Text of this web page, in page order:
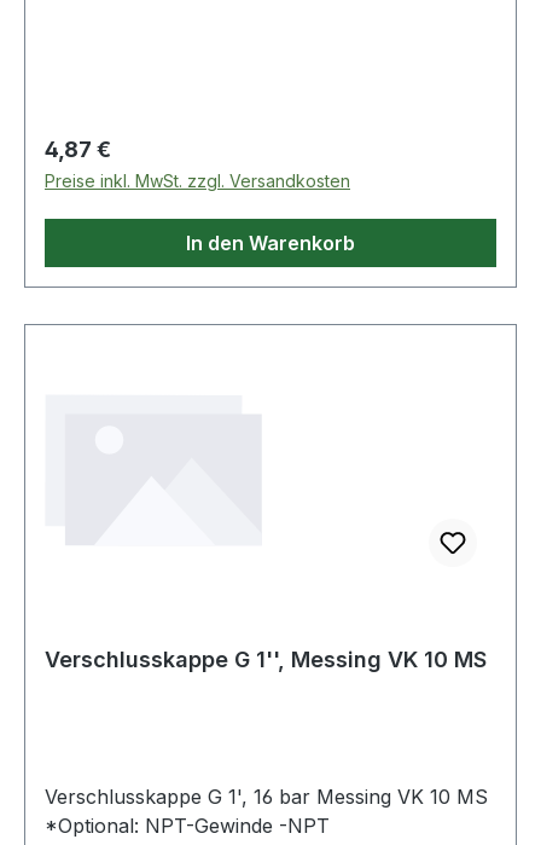
Regulärer Preis:
4,87 €
Preise inkl. MwSt. zzgl. Versandkosten
In den Warenkorb
Verschlusskappe G 1'', Messing VK 10 MS
Verschlusskappe G 1', 16 bar Messing VK 10 MS
*Optional: NPT-Gewinde -NPT